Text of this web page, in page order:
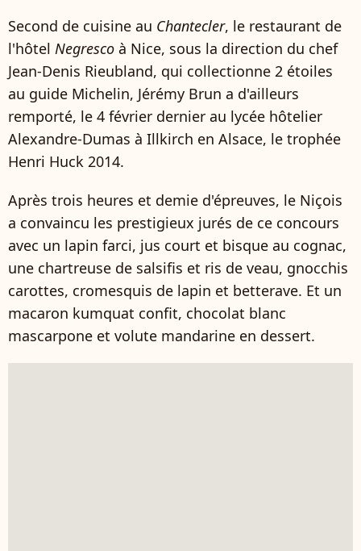
Second de cuisine au Chantecler, le restaurant de
l'hôtel Negresco à Nice, sous la direction du chef
Jean-Denis Rieubland, qui collectionne 2 étoiles
au guide Michelin, Jérémy Brun a d'ailleurs
remporté, le 4 février dernier au lycée hôtelier
Alexandre-Dumas à Illkirch en Alsace, le trophée
Henri Huck 2014.
Après trois heures et demie d'épreuves, le Niçois
a convaincu les prestigieux jurés de ce concours
avec un lapin farci, jus court et bisque au cognac,
une chartreuse de salsifis et ris de veau, gnocchis
carottes, cromesquis de lapin et betterave. Et un
macaron kumquat confit, chocolat blanc
mascarpone et volute mandarine en dessert.